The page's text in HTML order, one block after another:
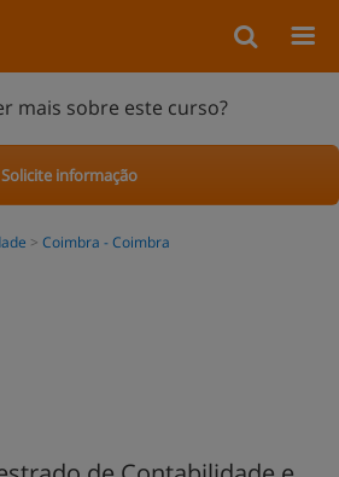
mais sobre este curso?
Solicite informação
Coimbra - Coimbra